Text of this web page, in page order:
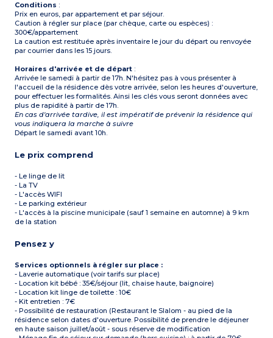
Conditions :
Prix en euros, par appartement et par séjour.
Caution à régler sur place (par chèque, carte ou espèces) :
300€/appartement
La caution est restituée après inventaire le jour du départ ou renvoyée
par courrier dans les 15 jours.
Horaires d'arrivée et de départ :
Arrivée le samedi à partir de 17h. N'hésitez pas à vous présenter à
l'accueil de la résidence dès votre arrivée, selon les heures d'ouverture,
pour effectuer les formalités. Ainsi les clés vous seront données avec
plus de rapidité à partir de 17h.
En cas d'arrivée tardive, il est impératif de prévenir la résidence qui
vous indiquera la marche à suivre
Départ le samedi avant 10h.
Le prix comprend
- Le linge de lit
- La TV
- L'accès WIFI
- Le parking extérieur
- L'accès à la piscine municipale (sauf 1 semaine en automne) à 9 km
de la station
Pensez y
Services optionnels à régler sur place :
- Laverie automatique (voir tarifs sur place)
- Location kit bébé : 35€/séjour (lit, chaise haute, baignoire)
- Location kit linge de toilette : 10€
- Kit entretien : 7€
- Possibilité de restauration (Restaurant le Slalom - au pied de la
résidence selon dates d'ouverture. Possibilité de prendre le déjeuner
en haute saison juillet/août - sous réserve de modification